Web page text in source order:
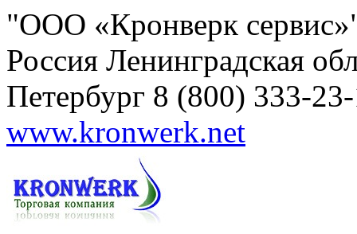
"ООО «Кронверк
Россия Ленинградская
Петербург 8 (800) 333-
www.kronwerk.net